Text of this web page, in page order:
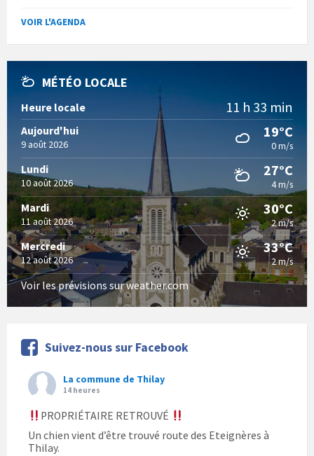
VOIR L'AGENDA
MÉTÉO LOCALE
Heure locale 11 h 33 min
Aujourd'hui
9 août 2026
19°C
0 m/s
Lundi
10 août 2026
27°C
4 m/s
Mardi
11 août 2026
30°C
2 m/s
Mercredi
12 août 2026
33°C
2 m/s
Voir les prévisions sur weather.com
Suivez-nous sur Facebook
La commune de Thilay
14 heures
PROPRIÉTAIRE RETROUVÉ
Un chien vient d’être trouvé route des Eteignères à
Thilay.